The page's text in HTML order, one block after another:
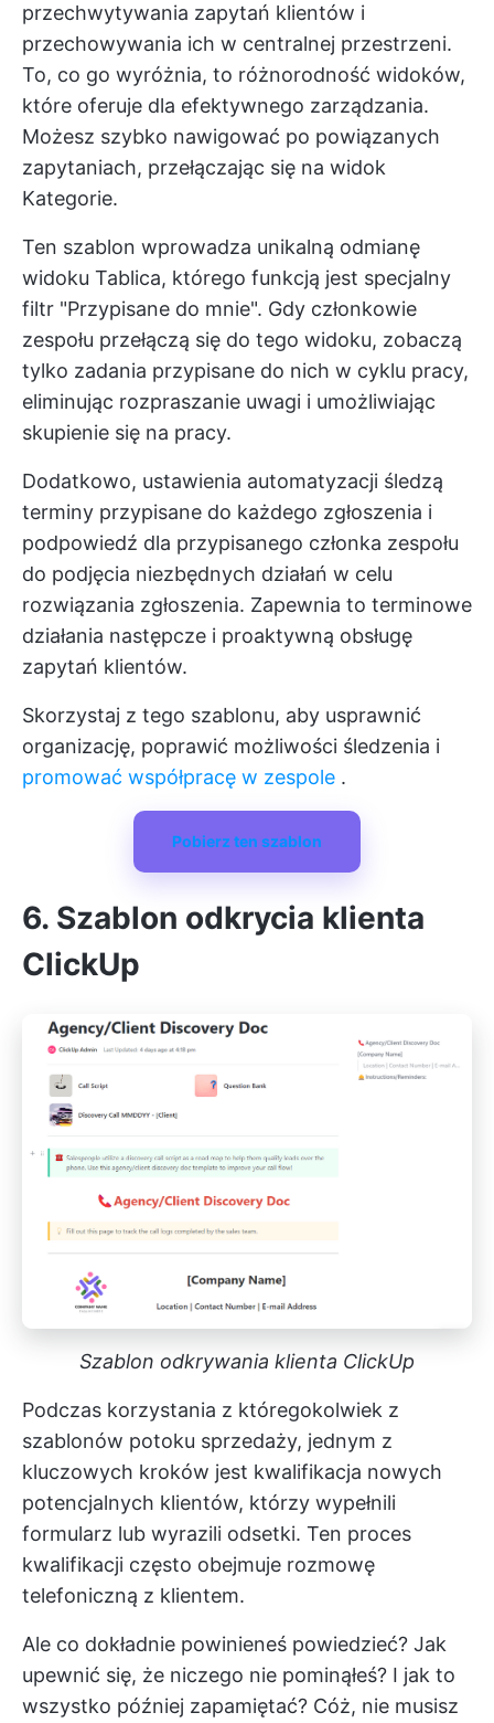
przechwytywania zapytań klientów i
przechowywania ich w centralnej przestrzeni.
To, co go wyróżnia, to różnorodność widoków,
które oferuje dla efektywnego zarządzania.
Możesz szybko nawigować po powiązanych
zapytaniach, przełączając się na widok
Kategorie.
Ten szablon wprowadza unikalną odmianę
widoku Tablica, którego funkcją jest specjalny
filtr "Przypisane do mnie". Gdy członkowie
zespołu przełączą się do tego widoku, zobaczą
tylko zadania przypisane do nich w cyklu pracy,
eliminując rozpraszanie uwagi i umożliwiając
skupienie się na pracy.
Dodatkowo, ustawienia automatyzacji śledzą
terminy przypisane do każdego zgłoszenia i
podpowiedź dla przypisanego członka zespołu
do podjęcia niezbędnych działań w celu
rozwiązania zgłoszenia. Zapewnia to terminowe
działania następcze i proaktywną obsługę
zapytań klientów.
Skorzystaj z tego szablonu, aby usprawnić
organizację, poprawić możliwości śledzenia i
promować współpracę w zespole .
Pobierz ten szablon
6. Szablon odkrycia klienta
ClickUp
Szablon odkrywania klienta ClickUp
Podczas korzystania z któregokolwiek z
szablonów potoku sprzedaży, jednym z
kluczowych kroków jest kwalifikacja nowych
potencjalnych klientów, którzy wypełnili
formularz lub wyrazili odsetki. Ten proces
kwalifikacji często obejmuje rozmowę
telefoniczną z klientem.
Ale co dokładnie powinieneś powiedzieć? Jak
upewnić się, że niczego nie pominąłeś? I jak to
wszystko później zapamiętać? Cóż, nie musisz